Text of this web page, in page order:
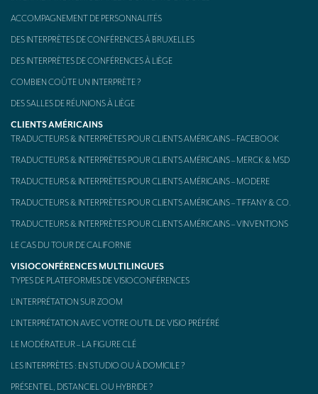
Kit d’interprétation mobile – aussi appelé « Bidule »
ACCOMPAGNEMENT DE PERSONNALITÉS
DES INTERPRÈTES DE CONFÉRENCES À BRUXELLES
DES INTERPRÈTES DE CONFÉRENCES À LIÈGE
COMBIEN COÛTE UN INTERPRÈTE ?
DES SALLES DE RÉUNIONS À LIÈGE
CLIENTS AMÉRICAINS
TRADUCTEURS & INTERPRÈTES POUR CLIENTS AMÉRICAINS – FACEBOOK
TRADUCTEURS & INTERPRÈTES POUR CLIENTS AMÉRICAINS – MERCK & MSD
TRADUCTEURS & INTERPRÈTES POUR CLIENTS AMÉRICAINS – MODERE
TRADUCTEURS & INTERPRÈTES POUR CLIENTS AMÉRICAINS – TIFFANY & CO.
TRADUCTEURS & INTERPRÈTES POUR CLIENTS AMÉRICAINS – VINVENTIONS
LE CAS DU TOUR DE CALIFORNIE
VISIOCONFÉRENCES MULTILINGUES
TYPES DE PLATEFORMES DE VISIOCONFÉRENCES
L’INTERPRÉTATION SUR ZOOM
L’INTERPRÉTATION AVEC VOTRE OUTIL DE VISIO PRÉFÉRÉ
LE MODÉRATEUR – LA FIGURE CLÉ
LES INTERPRÈTES : EN STUDIO OU À DOMICILE ?
PRÉSENTIEL, DISTANCIEL OU HYBRIDE ?